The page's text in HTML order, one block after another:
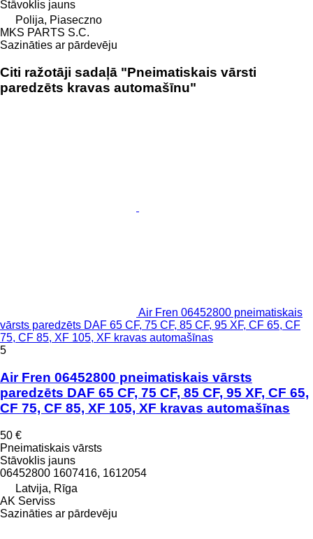
Stāvoklis jauns
Polija, Piaseczno
MKS PARTS S.C.
Sazināties ar pārdevēju
Citi ražotāji sadaļā "Pneimatiskais vārsti
paredzēts kravas automašīnu"
Air Fren 06452800 pneimatiskais
vārsts paredzēts DAF 65 CF, 75 CF, 85 CF, 95 XF, CF 65, CF
75, CF 85, XF 105, XF kravas automašīnas
5
Air Fren 06452800 pneimatiskais vārsts
paredzēts DAF 65 CF, 75 CF, 85 CF, 95 XF, CF 65,
CF 75, CF 85, XF 105, XF kravas automašīnas
50 €
Pneimatiskais vārsts
Stāvoklis jauns
06452800 1607416, 1612054
Latvija, Rīga
AK Serviss
Sazināties ar pārdevēju